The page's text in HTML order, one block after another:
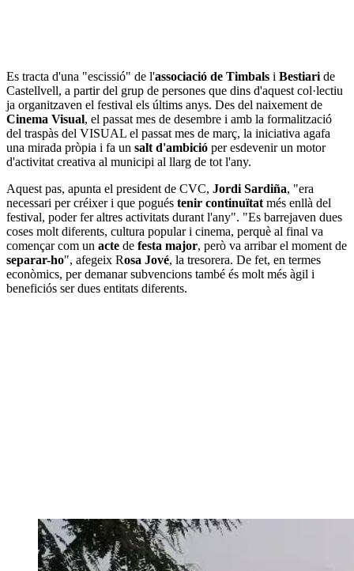
Es tracta d'una "escissió" de l'associació de Timbals i Bestiari de
Castellvell, a partir del grup de persones que dins d'aquest col·lectiu
ja organitzaven el festival els últims anys. Des del naixement de
Cinema Visual, el passat mes de desembre i amb la formalització
del traspàs del VISUAL el passat mes de març, la iniciativa agafa
una mirada pròpia i fa un salt d'ambició per esdevenir un motor
d'activitat creativa al municipi al llarg de tot l'any.
Aquest pas, apunta el president de CVC, Jordi Sardiña, "era
necessari per créixer i que pogués tenir continuïtat més enllà del
festival, poder fer altres activitats durant l'any". "Es barrejaven dues
coses molt diferents, cultura popular i cinema, perquè al final va
començar com un acte de festa major, però va arribar el moment de
separar-ho", afegeix Rosa Jové, la tresorera. De fet, en termes
econòmics, per demanar subvencions també és molt més àgil i
beneficiós ser dues entitats diferents.